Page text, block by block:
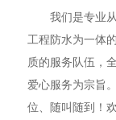
我们是专业
工程防水为一体
质的服务队伍，
爱心服务为宗旨
位、随叫随到！